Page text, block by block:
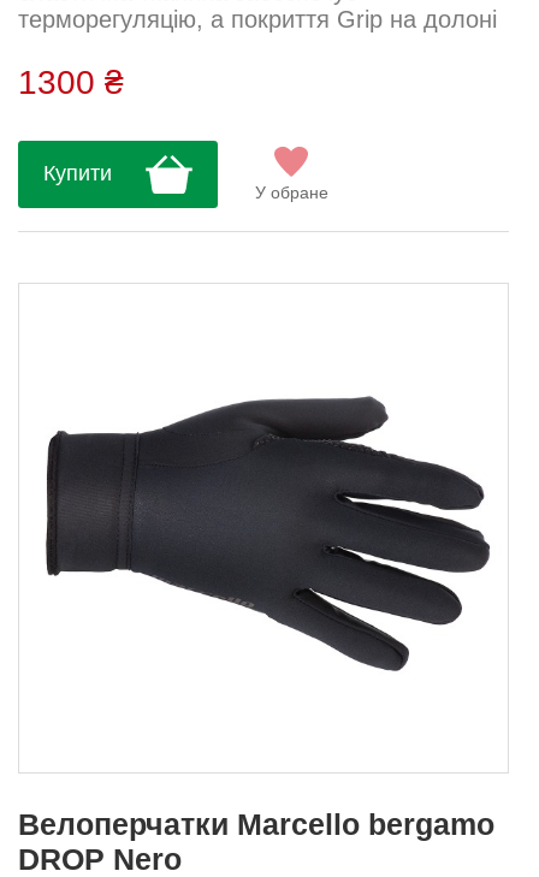
терморегуляцію, а покриття Grip на долоні
для міжсезоння або як додатковий шар у
холодні дні. Тканина: Super Roubaix
1300 ₴
Купити
У обране
Велоперчатки Marcello bergamo
DROP Nero